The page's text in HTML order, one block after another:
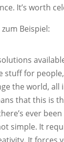
It’s worth
Beispiel:
stuff for
the world, all
that this is
ever
simple. It